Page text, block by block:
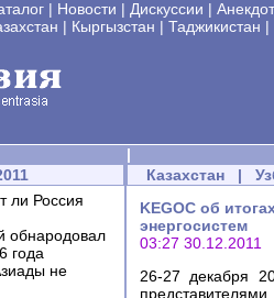
| Новости | Дискуссии |
| Кыргызстан | Таджикистан |
|
ли Россия
обнародовал
года
не
Казахстан |
KEGOC об
энергосистем
03:27 30.12.2011
26-27 декабря